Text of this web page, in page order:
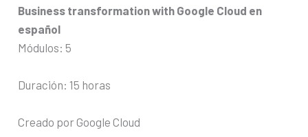
Business transformation with Google Cloud en
español
Módulos: 5
Duración: 15 horas
Creado por Google Cloud